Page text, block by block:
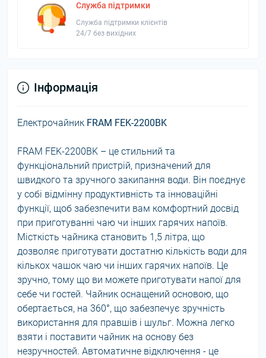
Служба підтримки
Служба підтримки клієнтів
24/7 без вихідних
Інформація
Електрочайник FRAM FEK-2200BK
FRAM FEK-2200BK – це стильний та
функціональний пристрій, призначений для
швидкого та зручного закипання води. Він поєднує
у собі відмінну продуктивність та інноваційні
функції, щоб забезпечити вам комфортний досвід
при приготуванні чаю чи інших гарячих напоїв.
Місткість чайника становить 1,5 літра, що
дозволяє приготувати достатню кількість води для
кількох чашок чаю чи інших гарячих напоїв. Це
зручно, тому що ви можете приготувати напої для
себе чи гостей. Чайник оснащений основою, що
обертається, на 360°, що забезпечує зручність
використання для правшів і шульг. Можна легко
взяти і поставити чайник на основу без
незручностей. Автоматичне відключення - це